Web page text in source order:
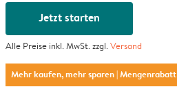
Jetzt starten
Alle Preise inkl. MwSt. zzgl.Versand
Mehr kaufen, mehr sparen| Mengenrabatt